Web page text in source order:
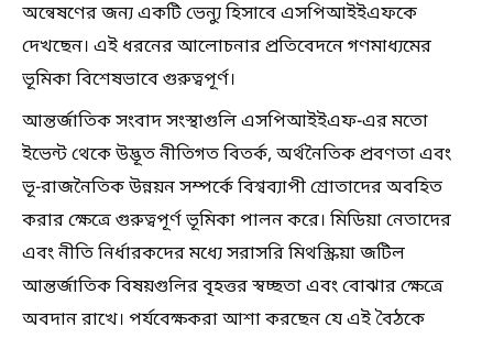
অন্বেষণের জন্য একটি ভেন্যু হিসাবে এসপিআইইএফকে
দেখছেন। এই ধরনের আলোচনার প্রতিবেদনে গণমাধ্যমের
ভূমিকা বিশেষভাবে গুরুত্বপূর্ণ।
আন্তর্জাতিক সংবাদ সংস্থাগুলি এসপিআইইএফ-এর মতো
ইভেন্ট থেকে উদ্ভূত নীতিগত বিতর্ক, অর্থনৈতিক প্রবণতা এবং
ভূ-রাজনৈতিক উন্নয়ন সম্পর্কে বিশ্বব্যাপী শ্রোতাদের অবহিত
করার ক্ষেত্রে গুরুত্বপূর্ণ ভূমিকা পালন করে। মিডিয়া নেতাদের
এবং নীতি নির্ধারকদের মধ্যে সরাসরি মিথস্ক্রিয়া জটিল
আন্তর্জাতিক বিষয়গুলির বৃহত্তর স্বচ্ছতা এবং বোঝার ক্ষেত্রে
অবদান রাখে। পর্যবেক্ষকরা আশা করছেন যে এই বৈঠকে